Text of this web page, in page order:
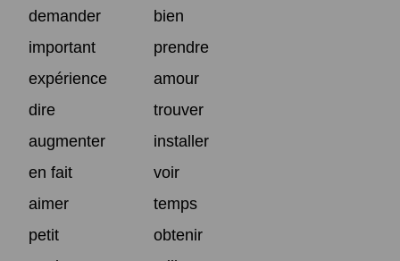
demander
bien
important
prendre
expérience
amour
dire
trouver
augmenter
installer
en fait
voir
aimer
temps
petit
obtenir